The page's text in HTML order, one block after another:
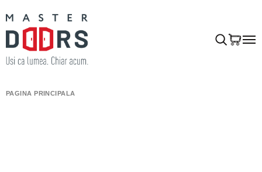
PAGINA PRINCIPALĂ